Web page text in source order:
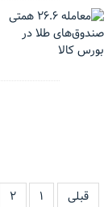
قبلی ۱ ۲